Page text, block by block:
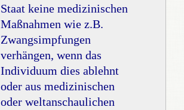
Staat keine medizinischen
Maßnahmen wie z.B.
Zwangsimpfungen
verhängen, wenn das
Individuum dies ablehnt
oder aus medizinischen
oder weltanschaulichen